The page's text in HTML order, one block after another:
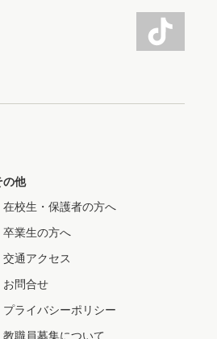
の他
在校生・保護者の方へ
卒業生の方へ
交通アクセス
お問合せ
プライバシーポリシー
教職員募集について